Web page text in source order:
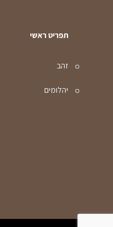
תפריט ראשי
זהב
יהלומים